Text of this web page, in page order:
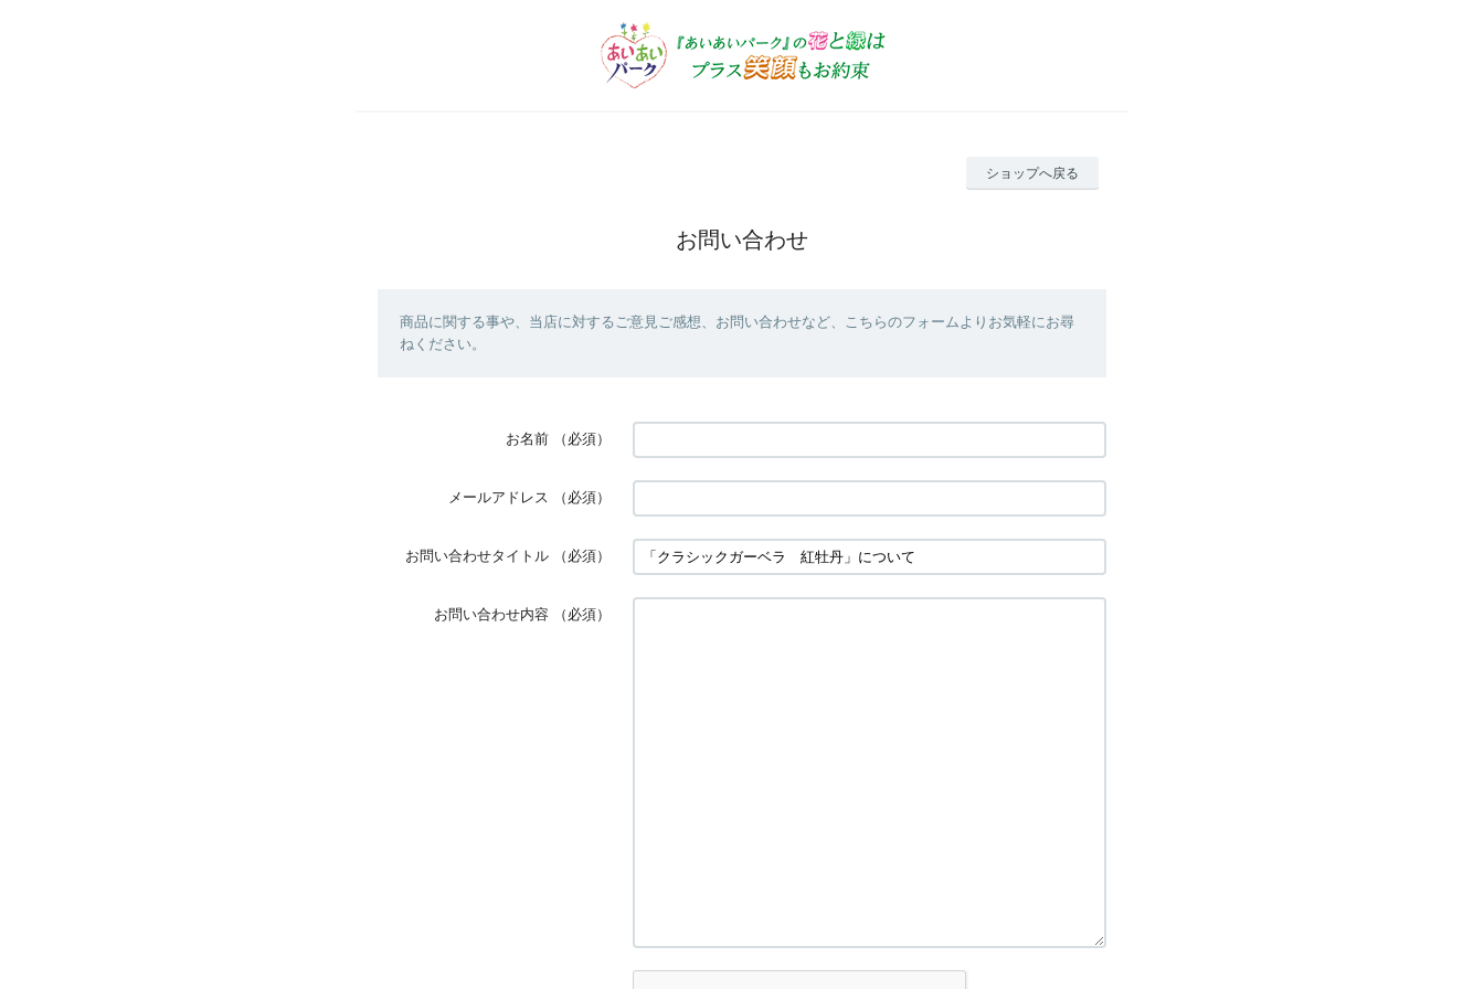
ショップへ戻る
お問い合わせ
商品に関する事や、当店に対するご意見ご感想、お問い合わせなど、こちらのフォームよりお気軽にお尋
ねください。
お名前 （必須）
メールアドレス （必須）
お問い合わせタイトル （必須）
お問い合わせ内容 （必須）